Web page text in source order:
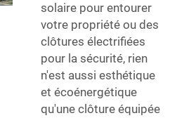
solaire pour entourer
votre propriété ou des
clôtures électrifiées
pour la sécurité, rien
n'est aussi esthétique
et écoénergétique
qu'une clôture équipée